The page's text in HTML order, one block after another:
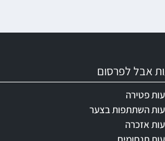
אבל לפרסום
פטירה
השתתפות בצער
אזכרה